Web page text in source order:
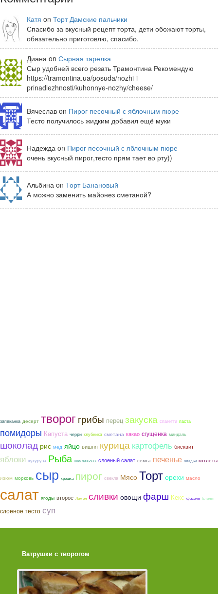
Катя on Торт Дамские пальчики
Спасибо за вкусный рецепт торта, дети обожают торты,
обязательно приготовлю, спасибо.
Диана on Сырная тарелка
Сыр удобней всего резать Трамонтина Рекомендую
https://tramontina.ua/posuda/nozhi-i-
prinadlezhnosti/kuhonnye-nozhy/cheese/
Вячеслав on Пирог песочный с яблочным пюре
Тесто получилось жидким добавил ещё муки
Надежда on Пирог песочный с яблочным пюре
очень вкусный пирог,тесто прям тает во рту))
Альбина on Торт Банановый
А можно заменить майонез сметаной?
запеканка десерт творог грибы перец закуска спагетти паста
помидоры Капуста черри клубника сметана какао сгущенка миндаль
шоколад рис мед яйцо вишня курица картофель бисквит
яблоки кукуруза Рыба шампиньоны слоеный салат семга печенье оладьи котлеты
изюм морковь сыр крошка пирог свекла Мясо Торт орехи масло
салат ягоды второе Лимон сливки овощи фарш Кекс фасоль блины
слоеное тесто суп
Ватрушки с творогом